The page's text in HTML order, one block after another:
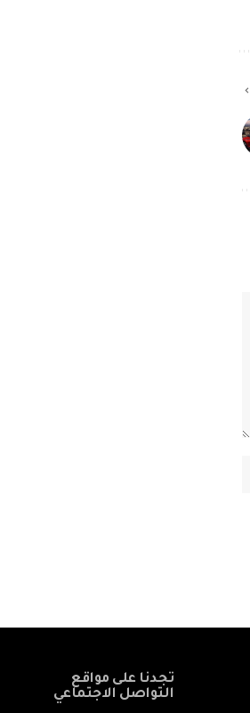
تجدنا على مواقع
التواصل الاجتماعي